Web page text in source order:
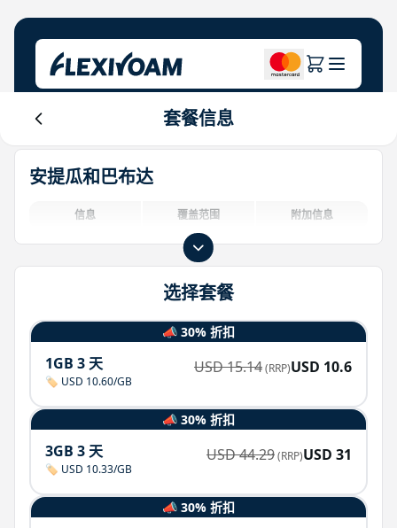
投资者中心
物联网解决方案
帮助中心
品牌专区
Login
套餐信息
安提瓜和巴布达
信息 覆盖范围 附加信息
选择套餐
📣 30% 折扣
1GB 3 天
🏷️ USD 10.60/GB
USD15.14(RRP)USD 10.6
📣 30% 折扣
3GB 3 天
🏷️ USD 10.33/GB
USD44.29(RRP)USD 31
📣 30% 折扣